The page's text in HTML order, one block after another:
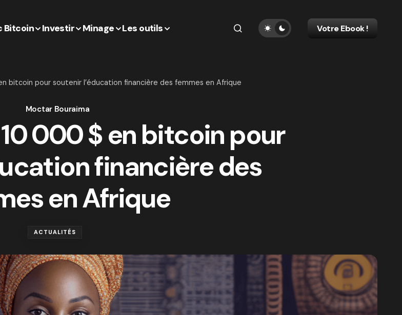
Bitcoin Investir Minage Les outils Votre Ebook !
bitcoin pour soutenir l’éducation financière des femmes en Afrique
Moctar Bouraima
000 $ en bitcoin pour
financière des
en Afrique
ACTUALITÉS